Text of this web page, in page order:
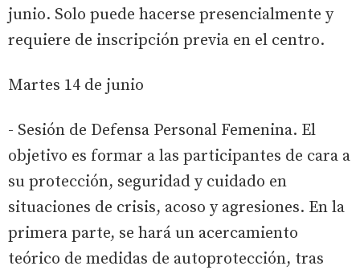
junio. Solo puede hacerse presencialmente y
requiere de inscripción previa en el centro.
Martes 14 de junio
- Sesión de Defensa Personal Femenina. El
objetivo es formar a las participantes de cara a
su protección, seguridad y cuidado en
situaciones de crisis, acoso y agresiones. En la
primera parte, se hará un acercamiento
teórico de medidas de autoprotección, tras